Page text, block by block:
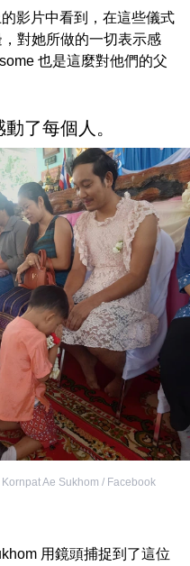
的影片中看到，在這些儀式
對她所做的一切表示感
也是這麼對他們的父
了每個人。
Kornpat Ae Sukhom / Facebook
用鏡頭捕捉到了這位